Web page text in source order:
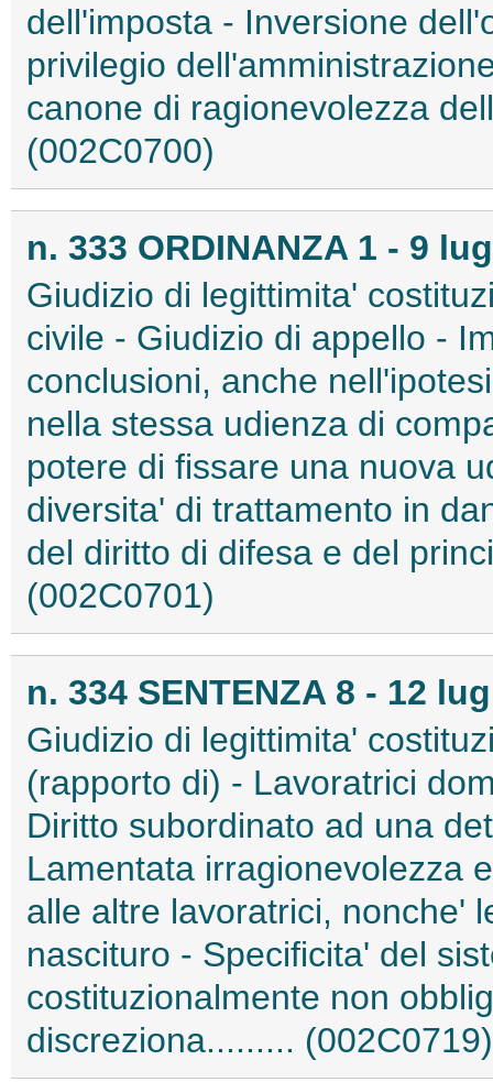
dell'imposta - Inversione
privilegio
canone di ragionevolezza
(002C0700)
n. 333 ORDINANZA 1 - 9
Giudizio di legittimita'
civile - Giudizio di appello -
conclusioni, anche
nella stessa udienza di
potere di fissare una nuova
diversita' di trattamento in
del diritto di difesa e del
(002C0701)
n. 334 SENTENZA 8 - 12
Giudizio di legittimita'
(rapporto di) - Lavoratrici
Diritto subordinato ad una
Lamentata irragionevolezza
alle altre lavoratrici, nonche'
nascituro - Specificita' del
costituzionalmente non
discreziona......... (002C0719)